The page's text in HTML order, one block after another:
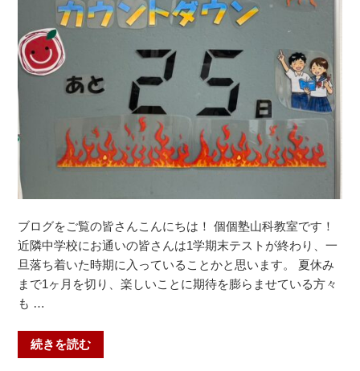
ブログをご覧の皆さんこんにちは！ 個個塾山科教室です！
近隣中学校にお通いの皆さんは1学期末テストが終わり、一
旦落ち着いた時期に入っていることかと思います。 夏休み
まで1ヶ月を切り、楽しいことに期待を膨らませている方々
も …
“受
験
続きを読む